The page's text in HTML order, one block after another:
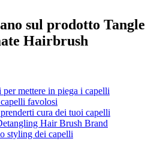
sul prodotto Tangle
Hairbrush
mettere in piega i capelli
favolosi
cura dei tuoi capelli
Hair Brush Brand
styling dei capelli